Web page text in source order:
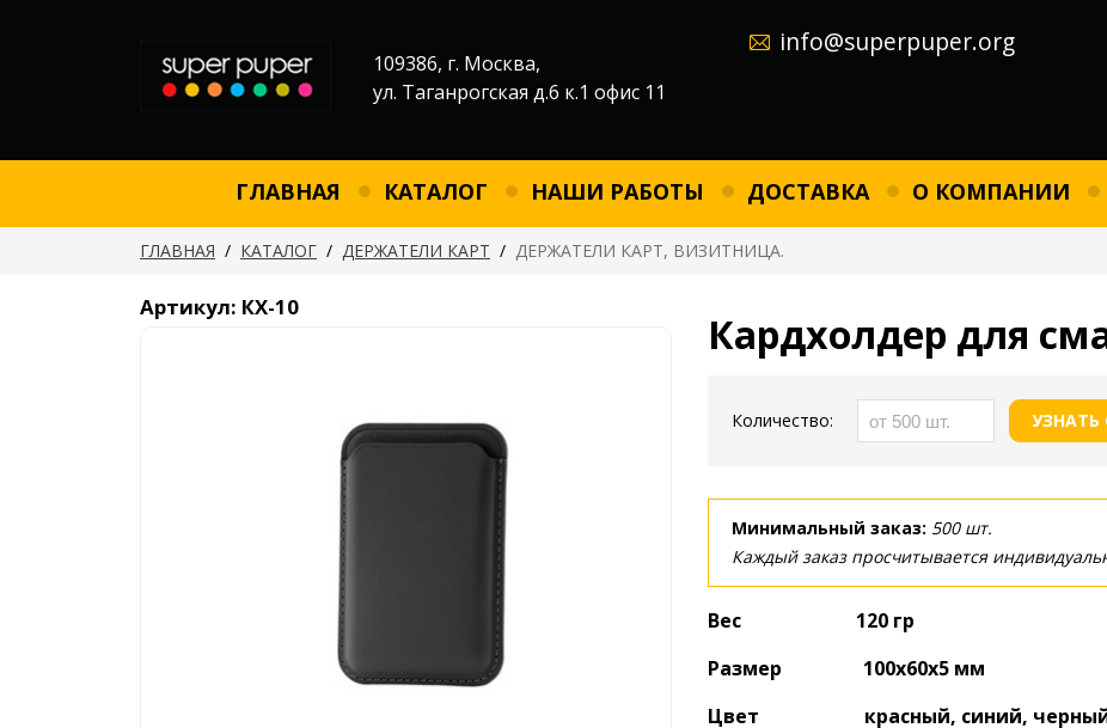
109386, г. Москва,
ул. Таганрогская д.6 к.1 офис 11
info@superpuper.org
ГЛАВНАЯ КАТАЛОГ НАШИ РАБОТЫ ДОСТАВКА О КОМПАНИИ
ГЛАВНАЯ / КАТАЛОГ / ДЕРЖАТЕЛИ КАРТ / ДЕРЖАТЕЛИ КАРТ, ВИЗИТНИЦА.
Артикул: КХ-10
Кардхолдер для
Количество:
Минимальный заказ: 500 шт.
Каждый заказ просчитывается
Вес 120 гр
Размер 100х60х5 мм
Цвет красный, синий, черный,